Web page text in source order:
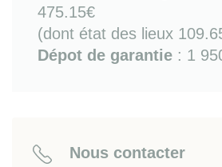
Bon à savoir: chauffage au sol
colocation acceptée.
Toulouse-centre (15mn du
475.15€
(dont état des lieux
Dépot de garantie : 1
Nous contacter